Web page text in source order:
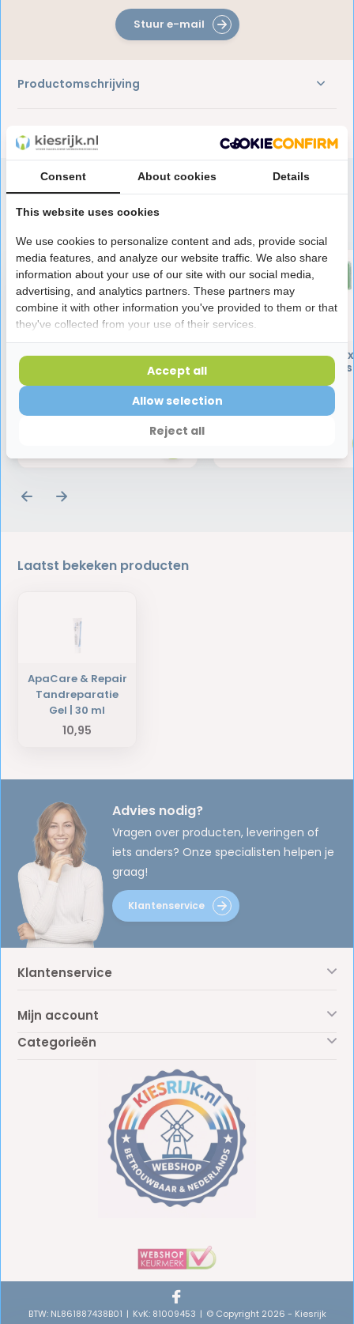
Productomschrijving
Reviews
Stuur e-mail
Speciaal aanbevolen voor jou
Vitis Orthodontic
tandpasta - 75 ml
GUM Orthodontic
beugels - 3 stuks
Laatst bekeken producten
ApaCare & Repair
Tandreparatie
Gel | 30 ml
10,95
Advies nodig?
Vragen over producten, leveringen of
iets anders? Onze specialisten helpen je
graag!
Klantenservice
Klantenservice
Mijn account
Categorieën
BTW: NL861887438B01 KvK: 81009453 © Copyright 2026 - Kiesrijk
Consent About cookies Details
This website uses cookies
We use cookies to personalize content and ads, provide social
media features, and analyze our website traffic. We also share
information about your use of our site with our social media,
advertising, and analytics partners. These partners may
combine it with other information you've provided to them or that
they've collected from your use of their services.
Reject all
Allow selection
Accept all